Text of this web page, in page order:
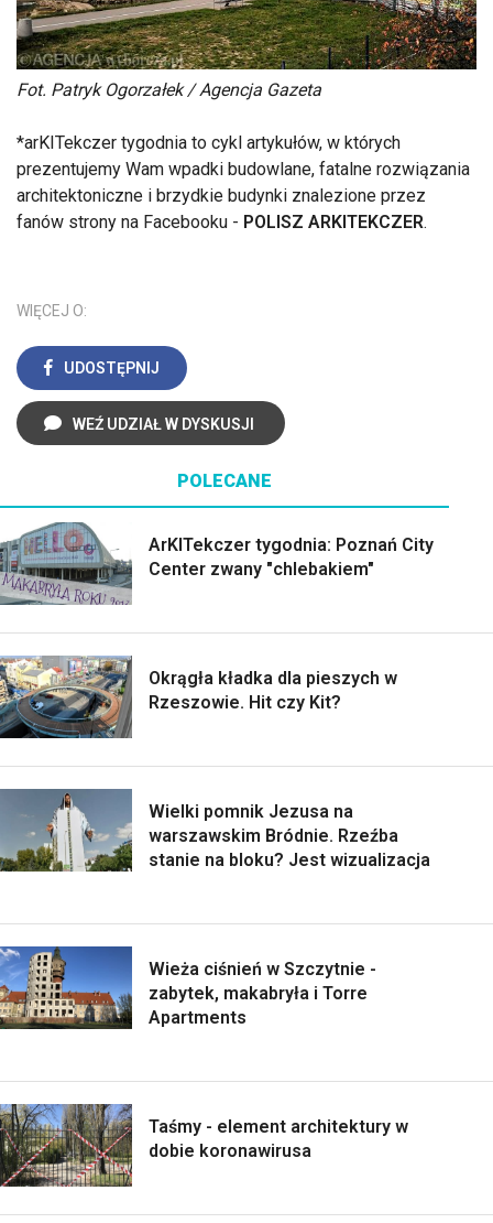
Fot. Patryk Ogorzałek / Agencja Gazeta
*arKITekczer tygodnia to cykl artykułów, w których
prezentujemy Wam wpadki budowlane, fatalne rozwiązania
architektoniczne i brzydkie budynki znalezione przez
fanów strony na Facebooku - POLISZ ARKITEKCZER.
WIĘCEJ O:
UDOSTĘPNIJ
WEŹ UDZIAŁ W DYSKUSJI
POLECANE
ArKITekczer tygodnia: Poznań City
Center zwany "chlebakiem"
Okrągła kładka dla pieszych w
Rzeszowie. Hit czy Kit?
Wielki pomnik Jezusa na
warszawskim Bródnie. Rzeźba
stanie na bloku? Jest wizualizacja
Wieża ciśnień w Szczytnie -
zabytek, makabryła i Torre
Apartments
Taśmy - element architektury w
dobie koronawirusa